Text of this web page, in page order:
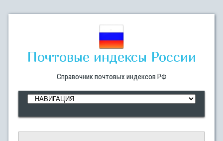
Почтовые индексы России
Справочник почтовых индексов РФ